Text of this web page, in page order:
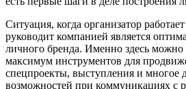
Ситуация, когда организатор
руководит компанией является
личного бренда. Именно здесь можно
максимум инструментов для
спецпроекты, выступления и многое
возможностей при коммуникациях с